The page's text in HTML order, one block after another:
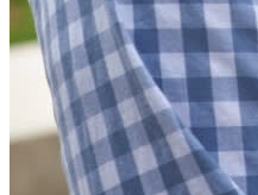
Gratis starten Gratis starten Neem
op met Sales Inloggen Inloggen